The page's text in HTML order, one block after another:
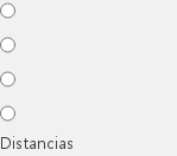
Distancias